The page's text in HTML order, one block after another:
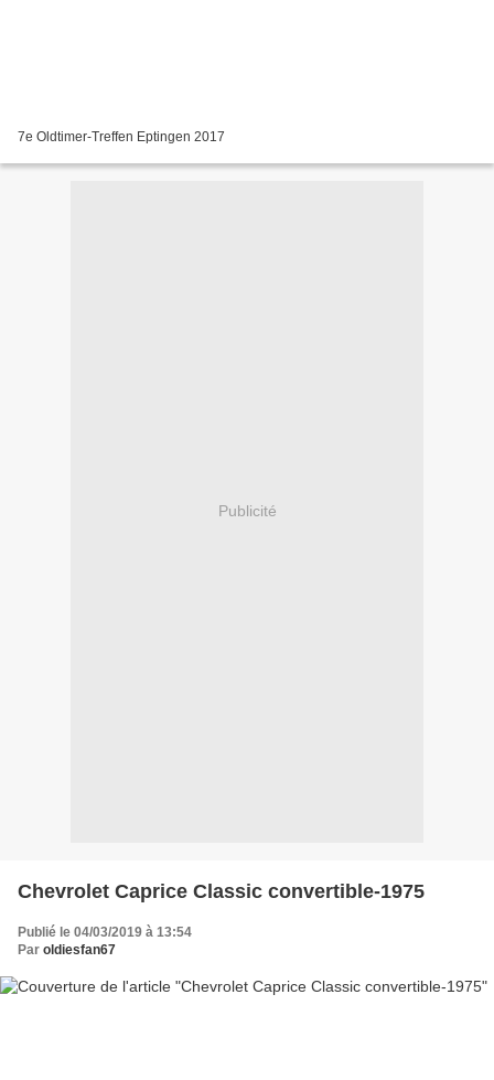
7e Oldtimer-Treffen Eptingen 2017
Publicité
Chevrolet Caprice Classic convertible-1975
Publié le 04/03/2019 à 13:54
Par oldiesfan67